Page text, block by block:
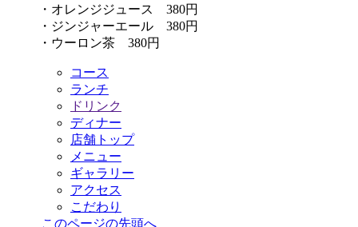
・オレンジジュース 380円
・ジンジャーエール 380円
・ウーロン茶 380円
コース
ランチ
ドリンク
ディナー
店舗トップ
メニュー
ギャラリー
アクセス
こだわり
このページの先頭へ